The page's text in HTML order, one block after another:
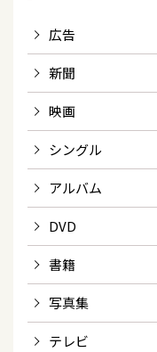
広告
新聞
映画
シングル
アルバム
DVD
書籍
写真集
テレビ